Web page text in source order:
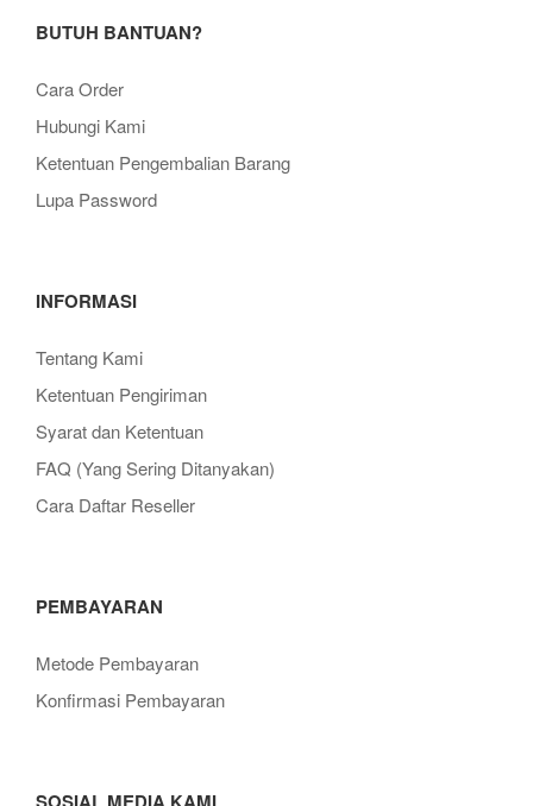
BUTUH BANTUAN?
Cara Order
Hubungi Kami
Ketentuan Pengembalian Barang
Lupa Password
INFORMASI
Tentang Kami
Ketentuan Pengiriman
Syarat dan Ketentuan
FAQ (Yang Sering Ditanyakan)
Cara Daftar Reseller
PEMBAYARAN
Metode Pembayaran
Konfirmasi Pembayaran